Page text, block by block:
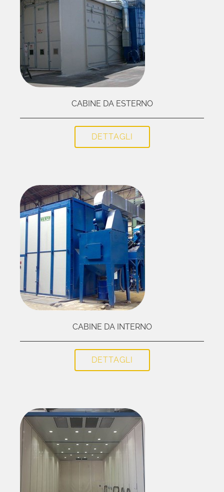
CABINE DA ESTERNO
DETTAGLI
CABINE DA INTERNO
DETTAGLI